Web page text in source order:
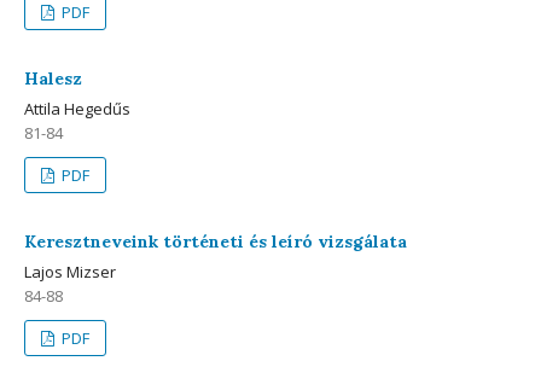
PDF
Halesz
Attila Hegedűs
81-84
PDF
Keresztneveink történeti és leíró vizsgálata
Lajos Mizser
84-88
PDF